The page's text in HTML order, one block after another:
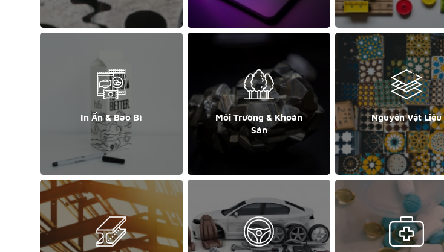
In Ấn & Bao Bì
Môi Trường & Khoán
Sản
Nguyên Vật Liệu